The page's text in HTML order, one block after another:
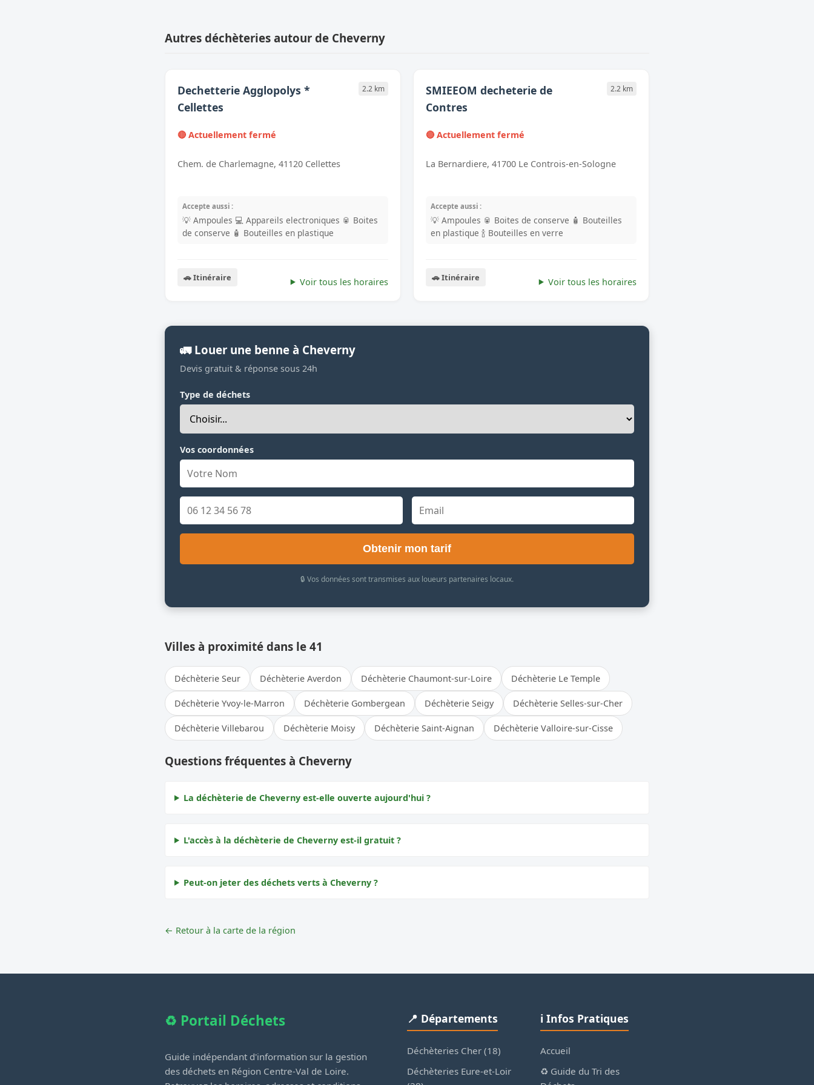
Autres déchèteries autour de Cheverny
Dechetterie Agglopolys *
Cellettes
2.2 km
🔴 Actuellement fermé
Chem. de Charlemagne, 41120 Cellettes
Accepte aussi :
💡 Ampoules 💻 Appareils electroniques 🥫 Boites
de conserve 🧴 Bouteilles en plastique
🚗 Itinéraire Voir tous les horaires
SMIEEOM decheterie de
Contres
2.2 km
🔴 Actuellement fermé
La Bernardiere, 41700 Le Controis-en-Sologne
Accepte aussi :
💡 Ampoules 🥫 Boites de conserve 🧴 Bouteilles
en plastique 🍾 Bouteilles en verre
🚗 Itinéraire Voir tous les horaires
🚛 Louer une benne à Cheverny
Devis gratuit & réponse sous 24h
Type de déchets
Vos coordonnées
Obtenir mon tarif
🔒 Vos données sont transmises aux loueurs partenaires locaux.
Villes à proximité dans le 41
Déchèterie Seur Déchèterie Averdon Déchèterie Chaumont-sur-Loire Déchèterie Le Temple
Déchèterie Yvoy-le-Marron Déchèterie Gombergean Déchèterie Seigy Déchèterie Selles-sur-Cher
Déchèterie Villebarou Déchèterie Moisy Déchèterie Saint-Aignan Déchèterie Valloire-sur-Cisse
Questions fréquentes à Cheverny
La déchèterie de Cheverny est-elle ouverte aujourd'hui ?
L'accès à la déchèterie de Cheverny est-il gratuit ?
Peut-on jeter des déchets verts à Cheverny ?
← Retour à la carte de la région
♻️ Portail Déchets
Guide indépendant d'information sur la gestion
des déchets en Région Centre-Val de Loire.
📍 Départements
Déchèteries Cher (18)
Déchèteries Eure-et-Loir
ℹ️ Infos Pratiques
Accueil
♻️ Guide du Tri des